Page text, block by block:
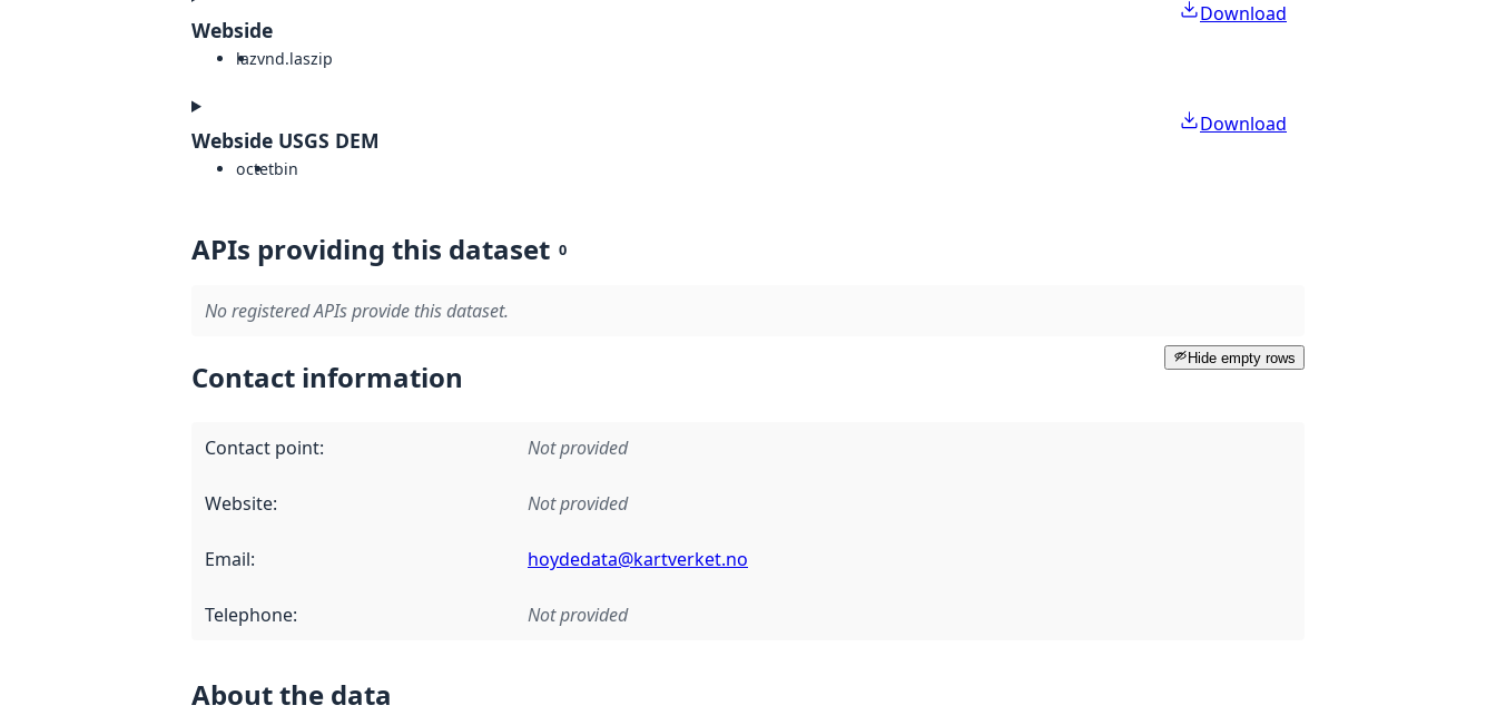
Webside
lazvnd.laszip
Download
Webside USGS DEM
octetbin
Download
APIs providing this dataset 0
No registered APIs provide this dataset.
Hide empty rows
Contact information
Contact point: Not provided
Website: Not provided
Email: hoydedata@kartverket.no
Telephone: Not provided
About the data